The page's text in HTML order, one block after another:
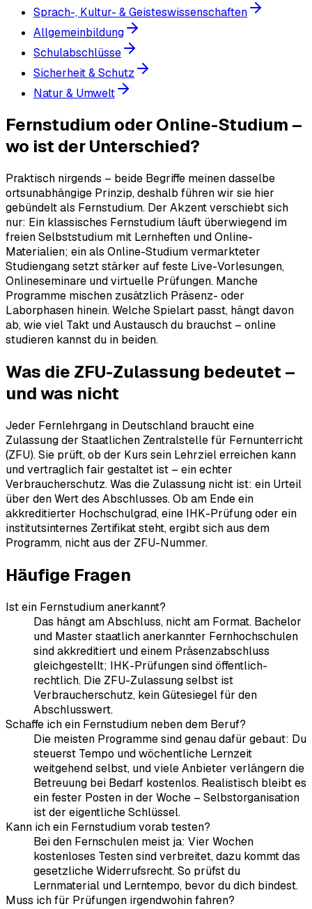
Sprach-, Kultur- & Geisteswissenschaften
Allgemeinbildung
Schulabschlüsse
Sicherheit & Schutz
Natur & Umwelt
Fernstudium oder Online-Studium –
wo ist der Unterschied?
Praktisch nirgends – beide Begriffe meinen dasselbe
ortsunabhängige Prinzip, deshalb führen wir sie hier
gebündelt als Fernstudium. Der Akzent verschiebt sich
nur: Ein klassisches Fernstudium läuft überwiegend im
freien Selbststudium mit Lernheften und Online-
Materialien; ein als Online-Studium vermarkteter
Studiengang setzt stärker auf feste Live-Vorlesungen,
Onlineseminare und virtuelle Prüfungen. Manche
Programme mischen zusätzlich Präsenz- oder
Laborphasen hinein. Welche Spielart passt, hängt davon
ab, wie viel Takt und Austausch du brauchst – online
studieren kannst du in beiden.
Was die ZFU-Zulassung bedeutet –
und was nicht
Jeder Fernlehrgang in Deutschland braucht eine
Zulassung der Staatlichen Zentralstelle für Fernunterricht
(ZFU). Sie prüft, ob der Kurs sein Lehrziel erreichen kann
und vertraglich fair gestaltet ist – ein echter
Verbraucherschutz. Was die Zulassung nicht ist: ein Urteil
über den Wert des Abschlusses. Ob am Ende ein
akkreditierter Hochschulgrad, eine IHK-Prüfung oder ein
institutsinternes Zertifikat steht, ergibt sich aus dem
Programm, nicht aus der ZFU-Nummer.
Häufige Fragen
Ist ein Fernstudium anerkannt?
Das hängt am Abschluss, nicht am Format. Bachelor
und Master staatlich anerkannter Fernhochschulen
sind akkreditiert und einem Präsenzabschluss
gleichgestellt; IHK-Prüfungen sind öffentlich-
rechtlich. Die ZFU-Zulassung selbst ist
Verbraucherschutz, kein Gütesiegel für den
Abschlusswert.
Schaffe ich ein Fernstudium neben dem Beruf?
Die meisten Programme sind genau dafür gebaut: Du
steuerst Tempo und wöchentliche Lernzeit
weitgehend selbst, und viele Anbieter verlängern die
Betreuung bei Bedarf kostenlos. Realistisch bleibt es
ein fester Posten in der Woche – Selbstorganisation
ist der eigentliche Schlüssel.
Kann ich ein Fernstudium vorab testen?
Bei den Fernschulen meist ja: Vier Wochen
kostenloses Testen sind verbreitet, dazu kommt das
gesetzliche Widerrufsrecht. So prüfst du
Lernmaterial und Lerntempo, bevor du dich bindest.
Muss ich für Prüfungen irgendwohin fahren?